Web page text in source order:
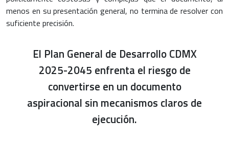
menos en su presentación general, no termina de resolver con
suficiente precisión.
El Plan General de Desarrollo CDMX
2025-2045 enfrenta el riesgo de
convertirse en un documento
aspiracional sin mecanismos claros de
ejecución.